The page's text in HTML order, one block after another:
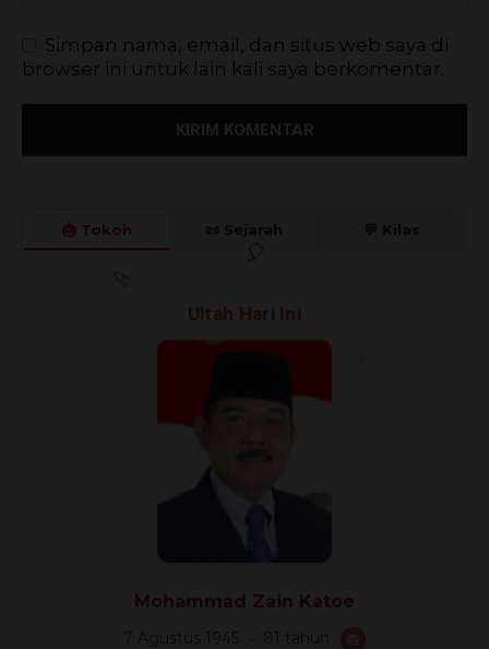
Simpan nama, email, dan situs web saya di
browser ini untuk lain kali saya berkomentar.
🎂 Tokoh
🎈
Ultah Hari Ini
Mohammad Zain Katoe
7 Agustus 1945 81 tahun